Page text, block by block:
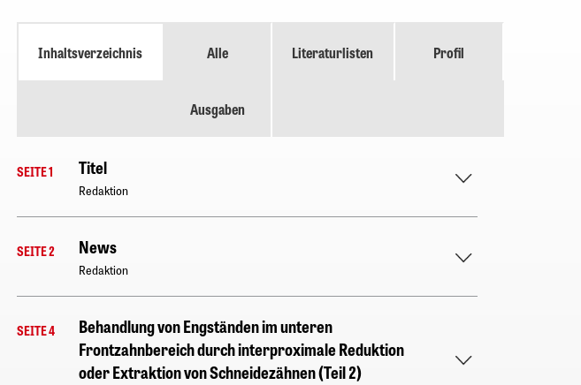
Inhaltsverzeichnis Alle
Ausgaben
Literaturlisten Profil
SEITE 1 Titel
Redaktion
SEITE 2 News
Redaktion
SEITE 4
Behandlung von Engständen im unteren
Frontzahnbereich durch interproximale Reduktion
oder Extraktion von Schneidezähnen (Teil 2)